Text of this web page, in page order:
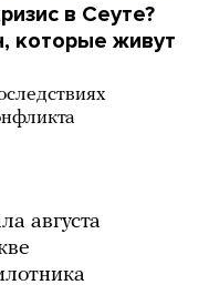
в Сеуте?
которые живут
августа